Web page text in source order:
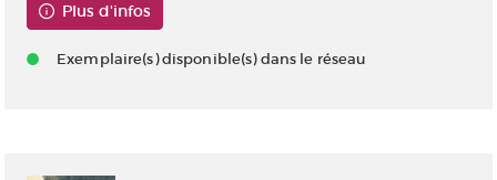
Plus d'infos
Exemplaire(s) disponible(s) dans le réseau